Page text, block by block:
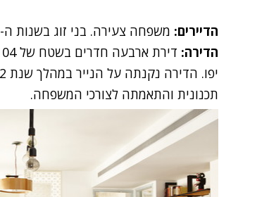
הדיירים: משפחה צעירה. בני זוג בשנות ה-30 ושתי בנות קטנטנות.
הדירה:
תכנונית והתאמתה לצורכי המשפחה.